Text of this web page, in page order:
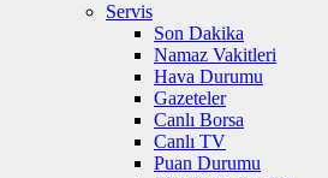
Servis
Son Dakika
Namaz Vakitleri
Hava Durumu
Gazeteler
Canlı Borsa
Canlı TV
Puan Durumu